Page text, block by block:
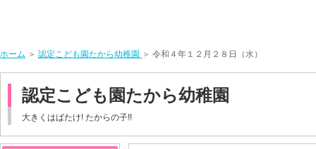
ホーム ＞ 認定こども園たから幼稚園 ＞ 令和４年１２月２８日（水）
認定こども園たから幼稚園
大きくはばたけ! たからの子!!